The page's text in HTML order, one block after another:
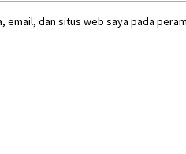
email, dan situs web saya pada